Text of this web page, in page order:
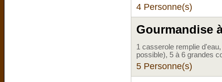
4 Personne(s)
Gourmandise
1 casserole remplie
possible), 5 à 6 grandes
5 Personne(s)